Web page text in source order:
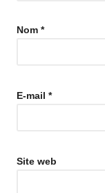
Nom *
E-mail *
Site web